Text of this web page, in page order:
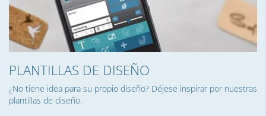
PLANTILLAS DE DISEÑO
¿No tiene idea para su propio diseño? Déjese inspirar por nuestras
plantillas de diseño.